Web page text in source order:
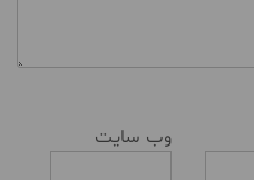
وب‌ سایت